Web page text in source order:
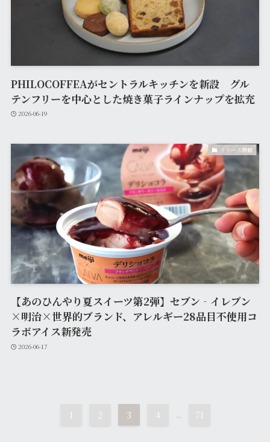
PHILOCOFFEAがセントラルキッチンを新設 グル
テンフリーを中心とした焼き菓子ラインナップを拡充
2026-06-19
リリース情報
【あのひんやり夏スイーツ第2弾】セブン‐イレブン
×明治×世界的ブランド、アレルギー28品目不使用コ
ラボアイス新発売
2026-06-17
1 2 3 4 ... 71